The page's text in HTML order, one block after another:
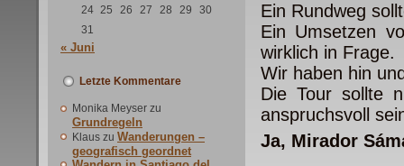
24 25 26 27 28 29
30
31
« Juni
Letzte Kommentare
Monika Meyser zu
Grundregeln
Klaus zu Wanderungen –
geografisch geordnet
Ein Rundweg
Ein Umsetzen
wirklich in Frage.
Wir haben hin
Die Tour sollte
anspruchsvoll
Ja, Mirador